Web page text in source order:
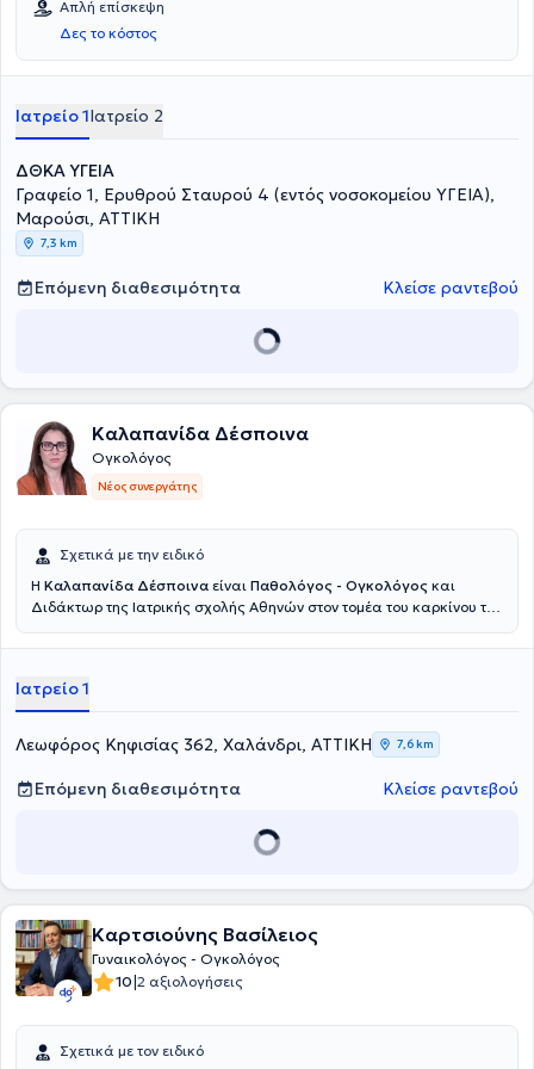
Απλή επίσκεψη
Δες το κόστος
Ιατρείο 1Ιατρείο 2
ΔΘΚΑ ΥΓΕΙΑ
Γραφείο 1, Ερυθρού Σταυρού 4 (εντός νοσοκομείου ΥΓΕΙΑ),
Μαρούσι, ΑΤΤΙΚΗ
7,3 km
Επόμενη διαθεσιμότητα Κλείσε ραντεβού
Καλαπανίδα Δέσποινα
Ογκολόγος
Νέος συνεργάτης
Σχετικά με την ειδικό
Η Καλαπανίδα Δέσποινα είναι Παθολόγος - Ογκολόγος και
Διδάκτωρ της Ιατρικής σχολής Αθηνών στον τομέα του καρκίνου του
είναι να στέκεται ουσιαστικά δίπλα στους ασθενείς με καρκίνο σε
τους ενημέρωση, την εμπιστοσύνη και την ανθρώπινη σχέση ιατρού -
ασθενούς. Διαθέτει σημαντική εμπειρία ως ερευνητής σε μεγάλες
πολυκεντρικές κλινικές μελέτες, γεγονός που της επιτρέπει να
εφαρμόζει σύγχρονες και τεκμηριωμένες θεραπευτικές
προσεγγίσεις. Συνεργάζεται με τα Νοσοκομεία "Υγεία" και
Ευρωκλινική Αθηνών καθώς συμμετέχει και ενεργά στην
Ιατρείο 1
Λεωφόρος Κηφισίας 362, Χαλάνδρι, ΑΤΤΙΚΗ 7,6 km
Επόμενη διαθεσιμότητα Κλείσε ραντεβού
Καρτσιούνης Βασίλειος
Γυναικολόγος - Ογκολόγος
10|2 αξιολογήσεις
Σχετικά με τον ειδικό